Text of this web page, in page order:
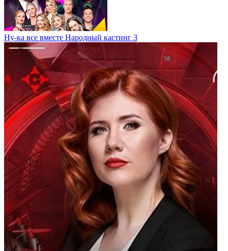
Ну-ка все вместе Народный кастинг 3